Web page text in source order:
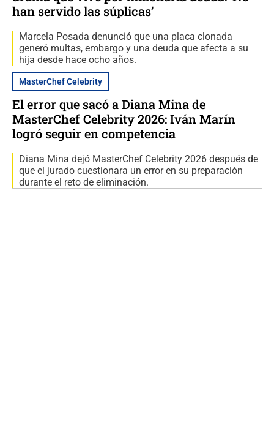
han servido las súplicas’
Marcela Posada denunció que una placa clonada
generó multas, embargo y una deuda que afecta a su
hija desde hace ocho años.
MasterChef Celebrity
El error que sacó a Diana Mina de
MasterChef Celebrity 2026: Iván Marín
logró seguir en competencia
Diana Mina dejó MasterChef Celebrity 2026 después de
que el jurado cuestionara un error en su preparación
durante el reto de eliminación.